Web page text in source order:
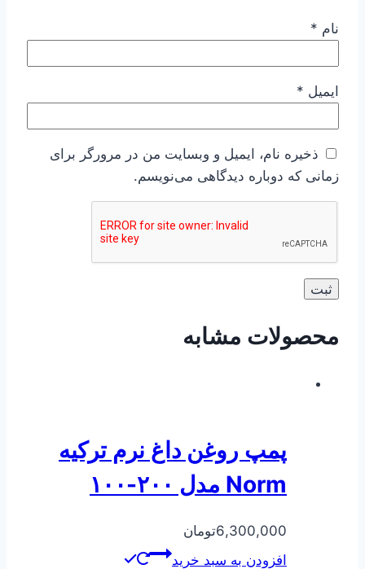
نام *
ایمیل *
ذخیره نام، ایمیل و وبسایت من در مرورگر برای
زمانی که دوباره دیدگاهی می‌نویسم.
محصولات مشابه
پمپ روغن داغ نرم ترکیه
Norm مدل ۲۰۰-۱۰۰
6,300,000تومان
افزودن به سبد خرید